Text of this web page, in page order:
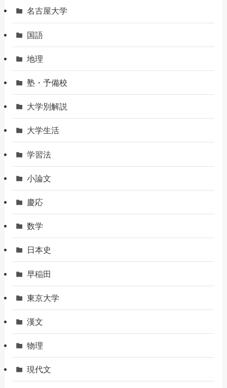
名古屋大学
国語
地理
塾・予備校
大学別解説
大学生活
学習法
小論文
慶応
数学
日本史
早稲田
東京大学
漢文
物理
現代文